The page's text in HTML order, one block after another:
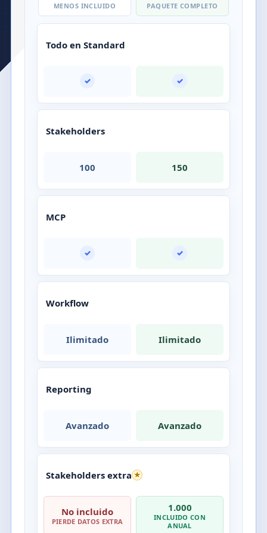
MENOS INCLUIDO PAQUETE COMPLETO
Todo en Standard
✓ ✓
Stakeholders
100 150
MCP
✓ ✓
Workflow
Ilimitado Ilimitado
Reporting
Avanzado Avanzado
Stakeholders extra ★
No incluido
PIERDE DATOS EXTRA
1.000
INCLUIDO CON
ANUAL